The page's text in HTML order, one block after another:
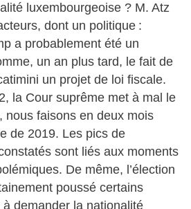
luxembourgeoise ? M. Atz
dont un politique :
a probablement été un
un an plus tard, le fait de
un projet de loi fiscale.
la Cour suprême met à mal le
nous faisons en deux mois
de 2019. Les pics de
sont liés aux moments
De même, l’élection
poussé certains
demander la nationalité